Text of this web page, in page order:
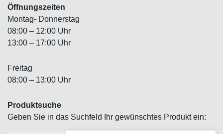
Öffnungszeiten
Montag- Donnerstag
08:00 – 12:00 Uhr
13:00 – 17:00 Uhr
Freitag
08:00 – 13:00 Uhr
Produktsuche
Geben Sie in das Suchfeld Ihr gewünschtes Produkt ein: